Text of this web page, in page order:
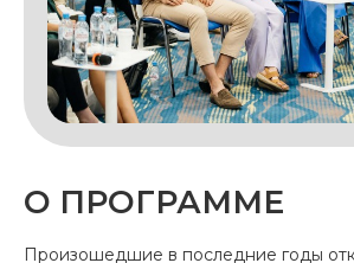
О ПРОГРАММЕ
Произошедшие в последние годы